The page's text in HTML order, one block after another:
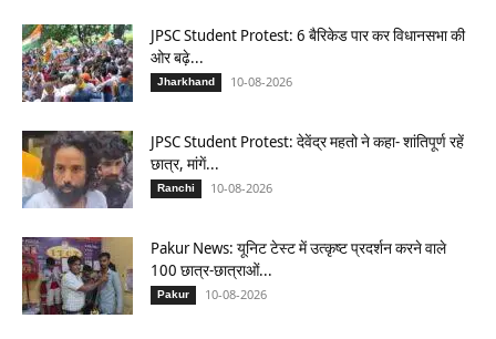
JPSC Student Protest: 6 बैरिकेड पार कर विधानसभा की
ओर बढ़े...
Jharkhand 10-08-2026
JPSC Student Protest: देवेंद्र महतो ने कहा- शांतिपूर्ण रहें
छात्र, मांगें...
Ranchi 10-08-2026
Pakur News: यूनिट टेस्ट में उत्कृष्ट प्रदर्शन करने वाले
100 छात्र-छात्राओं...
Pakur 10-08-2026